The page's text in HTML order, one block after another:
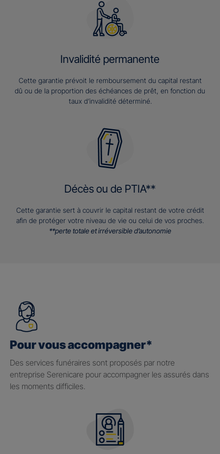
Invalidité permanente
Cette garantie prévoit le remboursement du capital restant
dû ou de la proportion des échéances de prêt, en fonction du
taux d’invalidité déterminé.
Décès ou de PTIA**
Cette garantie sert à couvrir le capital restant de votre crédit
afin de protéger votre niveau de vie ou celui de vos proches.
**perte totale et irréversible d’autonomie
Pour vous accompagner*
Des services funéraires sont proposés par notre
entreprise Serenicare pour accompagner les assurés dans
les moments difficiles.